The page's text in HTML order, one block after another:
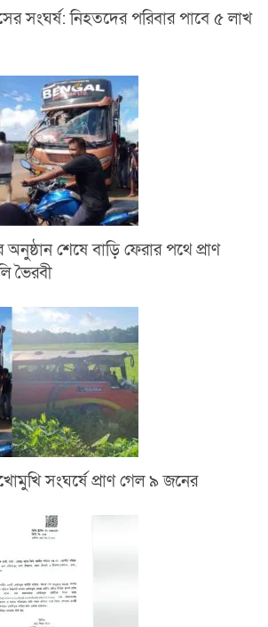
সংঘর্ষ: নিহতদের পরিবার পাবে ৫ লাখ
অনুষ্ঠান শেষে বাড়ি ফেরার পথে প্রাণ
ভৈরবী
সংঘর্ষে প্রাণ গেল ৯ জনের